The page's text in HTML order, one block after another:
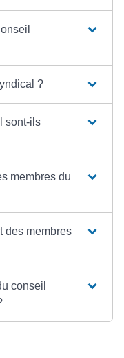
?
sont-ils
membres du
des membres
conseil